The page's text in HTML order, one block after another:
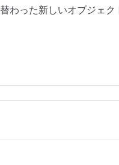
わった新しいオブジェ